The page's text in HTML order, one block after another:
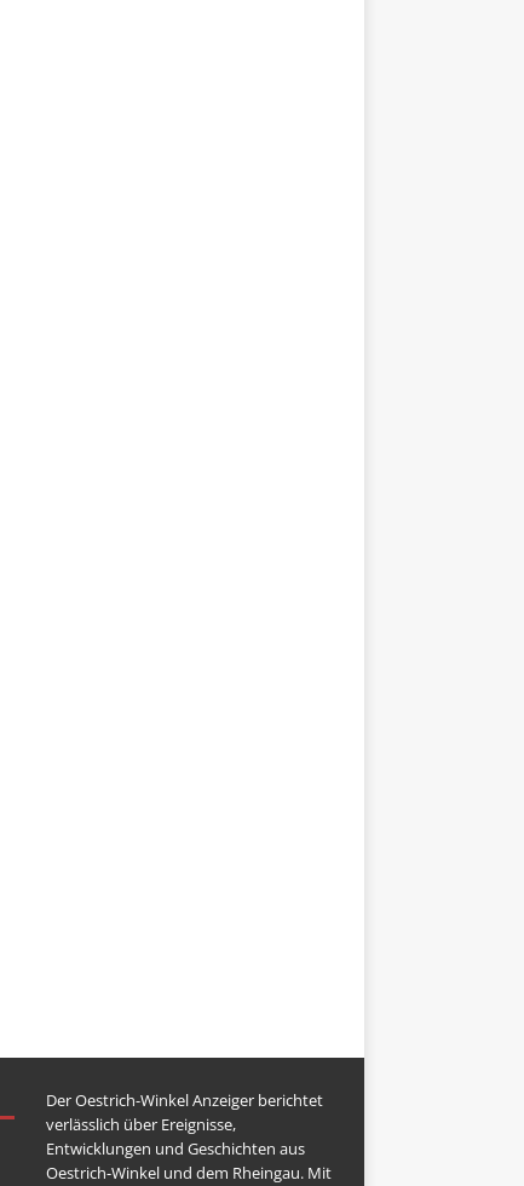
Der Oestrich-Winkel Anzeiger berichtet
verlässlich über Ereignisse,
Entwicklungen und Geschichten aus
Oestrich-Winkel und dem Rheingau. Mit